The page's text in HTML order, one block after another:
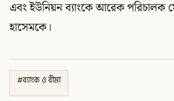
এবং ইউনিয়ন ব্যাংকে আরেক পরিচালক
হাসেমকে।
#ব্যাংক ও বীমা